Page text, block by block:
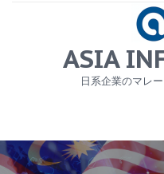
MENU
ニュース
労務サービス
ASIA
日系企業のマレ